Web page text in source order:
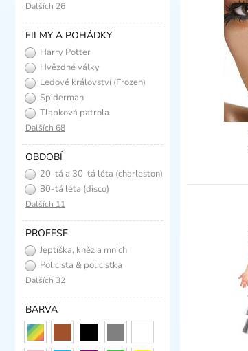
Dalších 26
FILMY A POHÁDKY
Harry Potter
Hvězdné války
Ledové království (Frozen)
Spiderman
Tlapková patrola
Dalších 68
OBDOBÍ
20-tá a 30-tá léta (charleston)
80-tá léta (disco)
Dalších 11
PROFESE
Jeptiška, kněz a mnich
Policista & policistka
Dalších 32
BARVA